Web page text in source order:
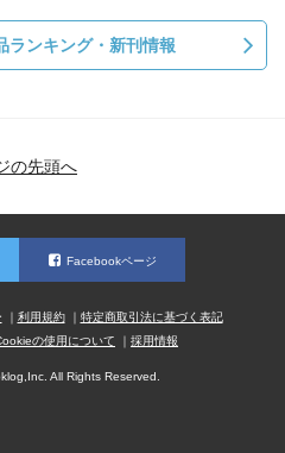
ンキング・新刊情報
の先頭へ
Facebookページ
利用規約
特定商取引法に基づく表記
の使用について 採用情報
All Rights Reserved.